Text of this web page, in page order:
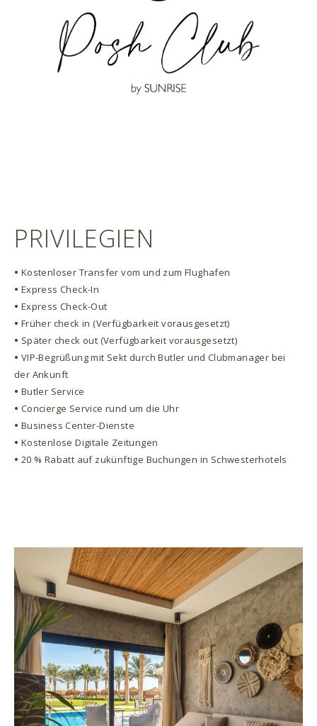
PRIVILEGIEN
• Kostenloser Transfer vom und zum Flughafen
• Express Check-In
• Express Check-Out
• Früher check in (Verfügbarkeit vorausgesetzt)
• Später check out (Verfügbarkeit vorausgesetzt)
• VIP-Begrüßung mit Sekt durch Butler und Clubmanager bei
der Ankunft
• Butler Service
• Concierge Service rund um die Uhr
• Business Center-Dienste
• Kostenlose Digitale Zeitungen
• 20 % Rabatt auf zukünftige Buchungen in Schwesterhotels